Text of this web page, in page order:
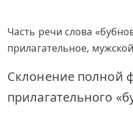
Часть речи слова
прилагательное,
Склонение полной
прилагательного